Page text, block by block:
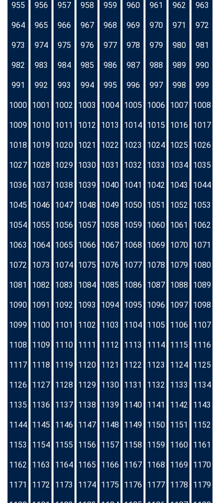
955 956 957 958 959 960 961 962 963
964 965 966 967 968 969 970 971 972
973 974 975 976 977 978 979 980 981
982 983 984 985 986 987 988 989 990
991 992 993 994 995 996 997 998 999
1000 1001 1002 1003 1004 1005 1006 1007 1008
1009 1010 1011 1012 1013 1014 1015 1016 1017
1018 1019 1020 1021 1022 1023 1024 1025 1026
1027 1028 1029 1030 1031 1032 1033 1034 1035
1036 1037 1038 1039 1040 1041 1042 1043 1044
1045 1046 1047 1048 1049 1050 1051 1052 1053
1054 1055 1056 1057 1058 1059 1060 1061 1062
1063 1064 1065 1066 1067 1068 1069 1070 1071
1072 1073 1074 1075 1076 1077 1078 1079 1080
1081 1082 1083 1084 1085 1086 1087 1088 1089
1090 1091 1092 1093 1094 1095 1096 1097 1098
1099 1100 1101 1102 1103 1104 1105 1106 1107
1108 1109 1110 1111 1112 1113 1114 1115 1116
1117 1118 1119 1120 1121 1122 1123 1124 1125
1126 1127 1128 1129 1130 1131 1132 1133 1134
1135 1136 1137 1138 1139 1140 1141 1142 1143
1144 1145 1146 1147 1148 1149 1150 1151 1152
1153 1154 1155 1156 1157 1158 1159 1160 1161
1162 1163 1164 1165 1166 1167 1168 1169 1170
1171 1172 1173 1174 1175 1176 1177 1178 1179